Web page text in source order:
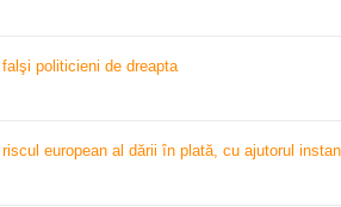
politicieni de dreapta
european al dării în plată, cu ajutorul